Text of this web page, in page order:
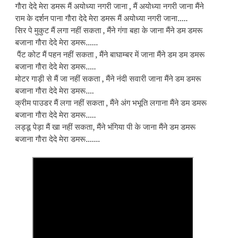
गौरा देदे मेरा डमरू मैं अयोध्या नगरी जाना , मैं अयोध्या नगरी जाना मैंने
राम के दर्शन पाना गौरा देदे मेरा डमरू मैं अयोध्या नगरी जाना.....
सिर पे मुकुट मैं लगा नहीं सकता , मैंने गंगा बहा के जाना मैंने डम डमरू
बजाना गौरा देदे मेरा डमरू......
पैंट कोट मैं पहन नहीं सकता , मैंने बाघाम्बर में जाना मैंने डम डम डमरू
बजाना गौरा देदे मेरा डमरू.....
मोटर गाड़ी से मैं जा नहीं सकता , मैंने नंदी सवारी जाना मैंने डम डमरू
बजाना गौरा देदे मेरा डमरू....
क्रीम पाउडर मैं लगा नहीं सकता , मैंने अंग भभूति लगाना मैंने डम डमरू
बजाना गौरा देदे मेरा डमरू.....
लड्डू पेड़ा मैं खा नहीं सकता, मैंने भंगिया पी के जाना मैंने डम डमरू
बजाना गौरा देदे मेरा डमरू.......